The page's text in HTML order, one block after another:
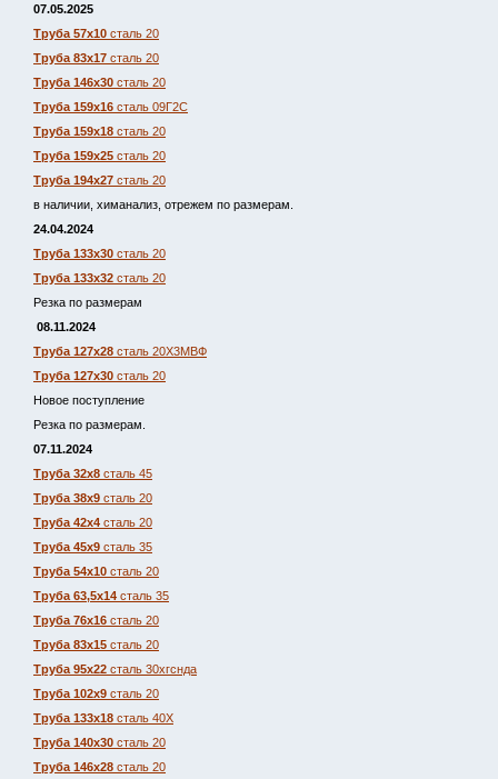
07.05.2025
Труба 57х10 сталь 20
Труба 83х17 сталь 20
Труба 146х30 сталь 20
Труба 159х16 сталь 09Г2С
Труба 159х18 сталь 20
Труба 159х25 сталь 20
Труба 194х27 сталь 20
в наличии, химанализ, отрежем по размерам.
24.04.2024
Труба 133х30 сталь 20
Труба 133х32 сталь 20
Резка по размерам
08.11.2024
Труба 127х28 сталь 20Х3МВФ
Труба 127х30 сталь 20
Новое поступление
Резка по размерам.
07.11.2024
Труба 32х8 сталь 45
Труба 38х9 сталь 20
Труба 42х4 сталь 20
Труба 45х9 сталь 35
Труба 54х10 сталь 20
Труба 63,5х14 сталь 35
Труба 76х16 сталь 20
Труба 83х15 сталь 20
Труба 95х22 сталь 30хгснда
Труба 102х9 сталь 20
Труба 133х18 сталь 40Х
Труба 140х30 сталь 20
Труба 146х28 сталь 20